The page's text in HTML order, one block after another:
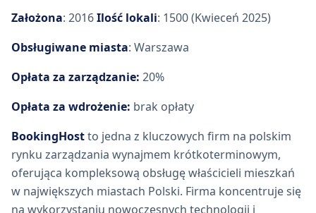
Założona: 2016Ilość lokali: 1500 (Kwieceń 2025)
Obsługiwane miasta: Warszawa
Opłata za zarządzanie: 20%
Opłata za wdrożenie: brak opłaty
BookingHostto jedna z kluczowych firm na polskim
rynku zarządzania wynajmem krótkoterminowym,
oferująca kompleksową obsługę właścicieli mieszkań
w największych miastach Polski. Firma koncentruje się
na wykorzystaniu nowoczesnych technologii i